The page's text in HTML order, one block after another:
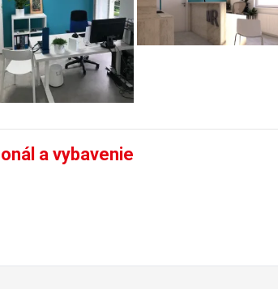
a vybavenie